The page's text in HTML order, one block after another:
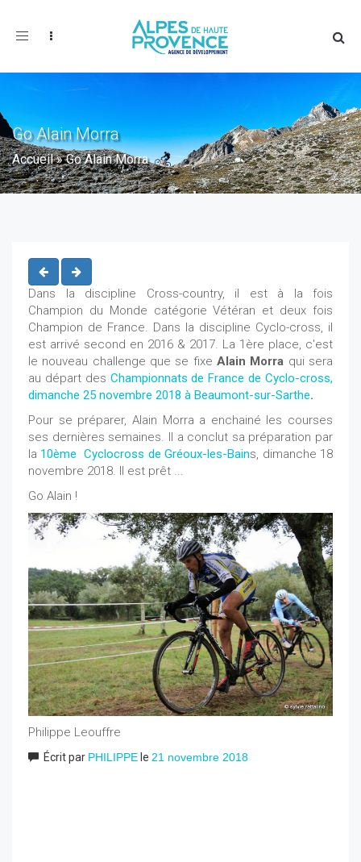
Toggle
Go Alain Morra
Accueil»Go Alain Morra
Dans la discipline Cross-country, il est à la fois
Champion du Monde catégorie Vétéran et deux fois
Champion de France. Dans la discipline Cyclo-cross, il
est arrivé second en 2016 & 2017. La 1ère place, c'est
le nouveau challenge que se fixe Alain Morra qui sera
au départ des Championnats de France de Cyclo-cross,
dimanche 25 novembre 2018 à Beaumont-sur-Sarthe.
Pour se préparer, Alain Morra a enchainé les courses
ses dernières semaines. Il a conclut sa préparation par
la 10ème Cyclocross de Gréoux-les-Bains, dimanche 18
novembre 2018. Il est prêt ...
Go Alain !
Philippe Leouffre
Écrit par PHILIPPE le 21 novembre 2018